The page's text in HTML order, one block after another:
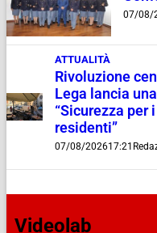
07/08/
ATTUALITÀ
Rivoluzione
Lega lancia
“Sicurezza per
residenti”
07/08/202617:21
Videolab